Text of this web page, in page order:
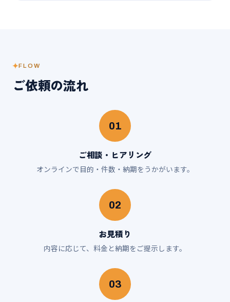
FLOW
ご依頼の流れ
01
ご相談・ヒアリング
オンラインで目的・件数・納期をうかがいます。
02
お見積り
内容に応じて、料金と納期をご提示します。
03